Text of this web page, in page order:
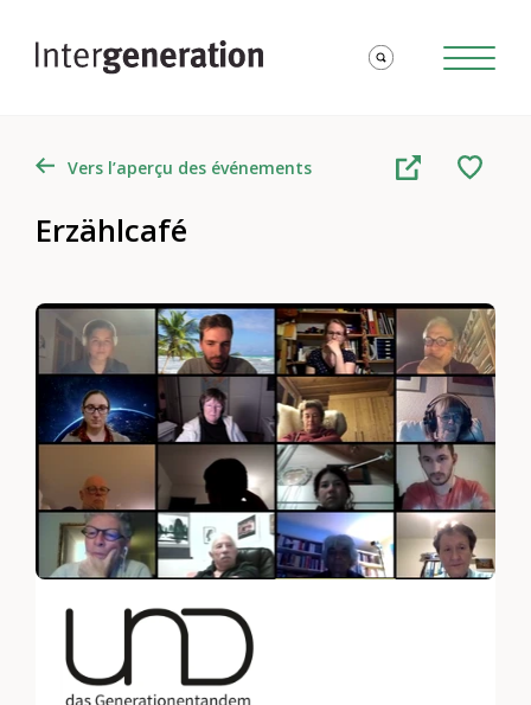
Vers l’aperçu des événements
Erzählcafé